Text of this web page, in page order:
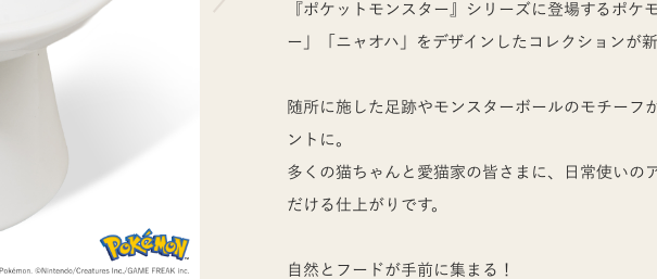
『ポケットモンスター』シリーズに登場するポケ
ー」「ニャオハ」をデザインしたコレクションが新
随所に施した足跡やモンスターボールのモチーフ
ントに。
多くの猫ちゃんと愛猫家の皆さまに、日常使いの
だける仕上がりです。
自然とフードが手前に集まる！